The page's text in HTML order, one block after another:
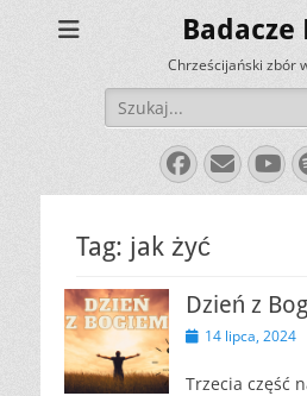
Badacze
Chrześcijański zbór
Szukaj:
Facebook
E-
mail
Tag: jak żyć
Dzień z
Opublikowano
14 lipca, 2024
Trzecia część